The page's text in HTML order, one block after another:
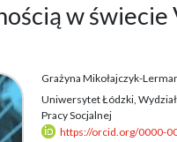
w świecie
Grażyna Mikołajczyk-
Uniwersytet Łódzki,
Pracy Socjalnej
https://orcid.org/0000-